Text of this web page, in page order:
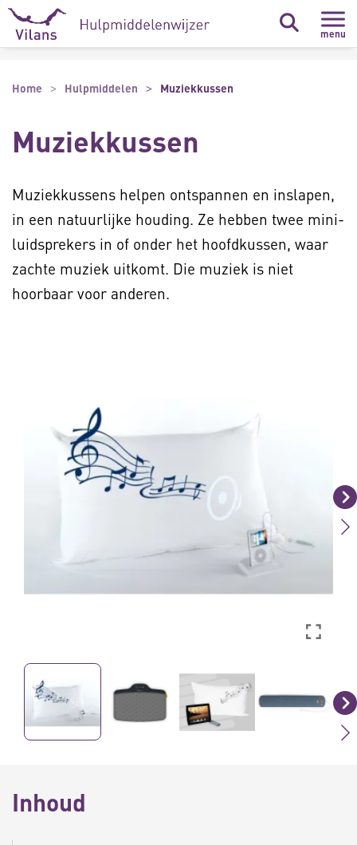
Naar hoofdinhoud
Naar footer
menu
Home Hulpmiddelen Muziekkussen
Muziekkussen
Muziekkussens helpen ontspannen en inslapen,
in een natuurlijke houding. Ze hebben twee mini-
luidsprekers in of onder het hoofdkussen, waar
zachte muziek uitkomt. Die muziek is niet
hoorbaar voor anderen.
Inhoud